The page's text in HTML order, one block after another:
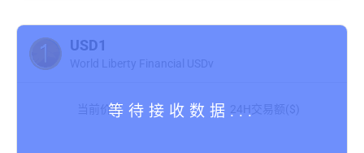
USD1
World Liberty Financial USDv
当前价格 24H交易额($)